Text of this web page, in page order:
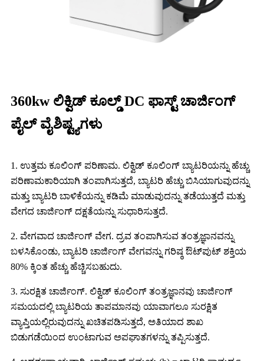
360kw ಲಿಕ್ವಿಡ್ ಕೂಲ್ಡ್ DC ಫಾಸ್ಟ್ ಚಾರ್ಜಿಂಗ್
ಪೈಲ್ ವೈಶಿಷ್ಟ್ಯಗಳು
1. ಉತ್ತಮ ಕೂಲಿಂಗ್ ಪರಿಣಾಮ. ಲಿಕ್ವಿಡ್ ಕೂಲಿಂಗ್ ಬ್ಯಾಟರಿಯನ್ನು ಹೆಚ್ಚು
ಪರಿಣಾಮಕಾರಿಯಾಗಿ ತಂಪಾಗಿಸುತ್ತದೆ, ಬ್ಯಾಟರಿ ಹೆಚ್ಚು ಬಿಸಿಯಾಗುವುದನ್ನು
ಮತ್ತು ಬ್ಯಾಟರಿ ಬಾಳಿಕೆಯನ್ನು ಕಡಿಮೆ ಮಾಡುವುದನ್ನು ತಡೆಯುತ್ತದೆ ಮತ್ತು
ವೇಗದ ಚಾರ್ಜಿಂಗ್ ದಕ್ಷತೆಯನ್ನು ಸುಧಾರಿಸುತ್ತದೆ.
2. ವೇಗವಾದ ಚಾರ್ಜಿಂಗ್ ವೇಗ. ದ್ರವ ತಂಪಾಗಿಸುವ ತಂತ್ರಜ್ಞಾನವನ್ನು
ಬಳಸಿಕೊಂಡು, ಬ್ಯಾಟರಿ ಚಾರ್ಜಿಂಗ್ ವೇಗವನ್ನು ಗರಿಷ್ಠ ಔಟ್‌ಪುಟ್ ಶಕ್ತಿಯ
80% ಕ್ಕಿಂತ ಹೆಚ್ಚು ಹೆಚ್ಚಿಸಬಹುದು.
3. ಸುರಕ್ಷಿತ ಚಾರ್ಜಿಂಗ್. ಲಿಕ್ವಿಡ್ ಕೂಲಿಂಗ್ ತಂತ್ರಜ್ಞಾನವು ಚಾರ್ಜಿಂಗ್
ಸಮಯದಲ್ಲಿ ಬ್ಯಾಟರಿಯ ತಾಪಮಾನವು ಯಾವಾಗಲೂ ಸುರಕ್ಷಿತ
ವ್ಯಾಪ್ತಿಯಲ್ಲಿರುವುದನ್ನು ಖಚಿತಪಡಿಸುತ್ತದೆ, ಅತಿಯಾದ ಶಾಖ
ಬಿಡುಗಡೆಯಿಂದ ಉಂಟಾಗುವ ಅಪಘಾತಗಳನ್ನು ತಪ್ಪಿಸುತ್ತದೆ.